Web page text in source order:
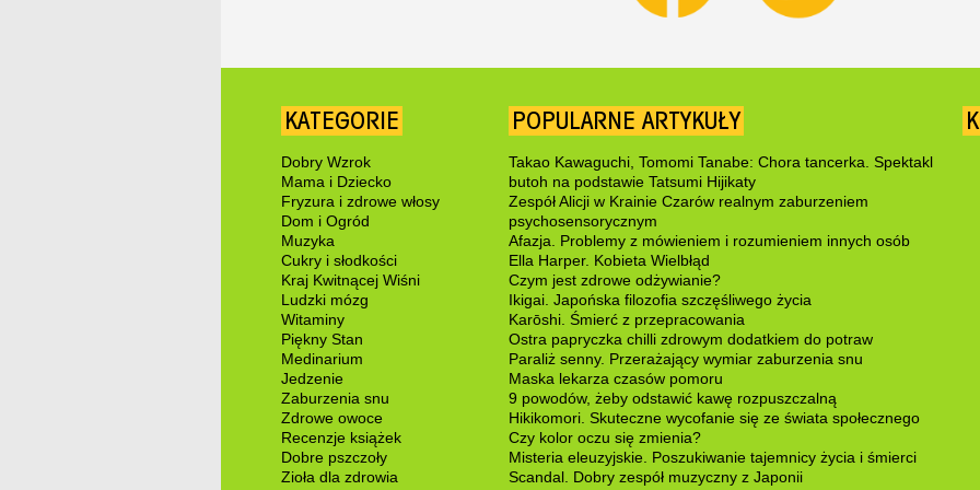
KATEGORIE
Dobry Wzrok
Mama i Dziecko
Fryzura i zdrowe włosy
Dom i Ogród
Muzyka
Cukry i słodkości
Kraj Kwitnącej Wiśni
Ludzki mózg
Witaminy
Piękny Stan
Medinarium
Jedzenie
Zaburzenia snu
Zdrowe owoce
Recenzje książek
Dobre pszczoły
Zioła dla zdrowia
POPULARNE ARTYKUŁY
Takao Kawaguchi, Tomomi Tanabe: Chora tancerka. Spektakl
butoh na podstawie Tatsumi Hijikaty
Zespół Alicji w Krainie Czarów realnym zaburzeniem
psychosensorycznym
Afazja. Problemy z mówieniem i rozumieniem innych osób
Ella Harper. Kobieta Wielbłąd
Czym jest zdrowe odżywianie?
Ikigai. Japońska filozofia szczęśliwego życia
Karōshi. Śmierć z przepracowania
Ostra papryczka chilli zdrowym dodatkiem do potraw
Paraliż senny. Przerażający wymiar zaburzenia snu
Maska lekarza czasów pomoru
9 powodów, żeby odstawić kawę rozpuszczalną
Hikikomori. Skuteczne wycofanie się ze świata społecznego
Czy kolor oczu się zmienia?
Misteria eleuzyjskie. Poszukiwanie tajemnicy życia i śmierci
Scandal. Dobry zespół muzyczny z Japonii